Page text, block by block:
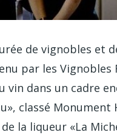
de vignobles et
par les
vin dans un cadre
classé
la liqueur «La